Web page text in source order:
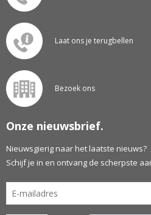
Laat ons je terugbellen
Bezoek ons
Onze nieuwsbrief.
Nieuwsgierig naar het laatste nieuws?
Schijf je in en ontvang de scherpste